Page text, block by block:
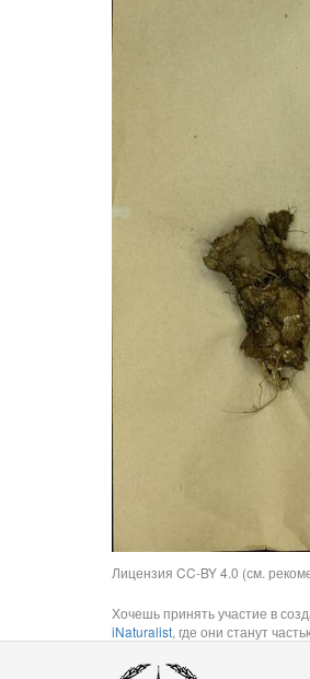
Лицензия CC-BY 4.0 (см.
Хочешь принять участие в
iNaturalist, где они станут